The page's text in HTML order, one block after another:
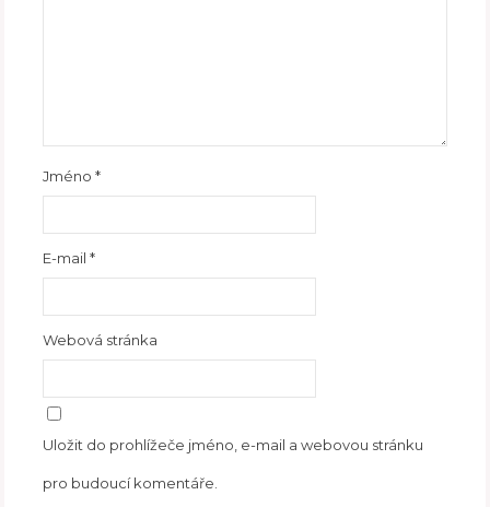
Jméno*
E-mail*
Webová stránka
Uložit do prohlížeče jméno, e-mail a webovou stránku
pro budoucí komentáře.